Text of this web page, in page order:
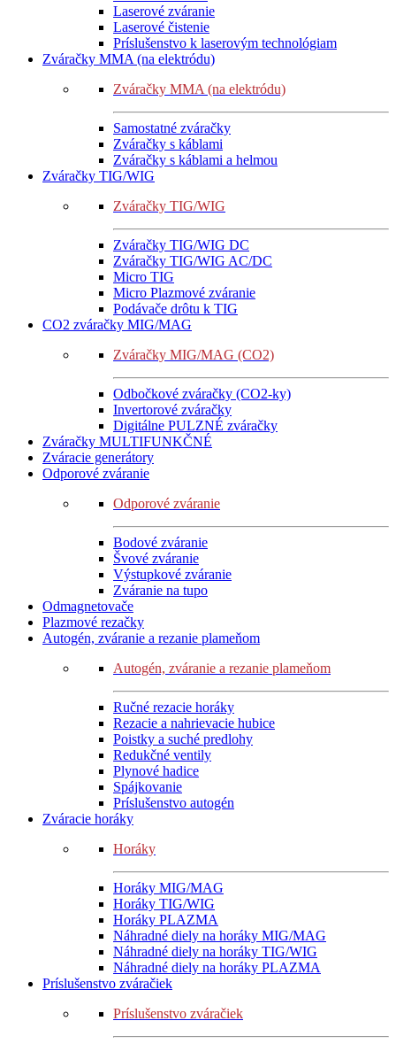
Laserové zváranie
Laserové čistenie
Príslušenstvo k laserovým technológiam
Zváračky MMA (na elektródu)
Zváračky MMA (na elektródu)
Samostatné zváračky
Zváračky s káblami
Zváračky s káblami a helmou
Zváračky TIG/WIG
Zváračky TIG/WIG
Zváračky TIG/WIG DC
Zváračky TIG/WIG AC/DC
Micro TIG
Micro Plazmové zváranie
Podávače drôtu k TIG
CO2 zváračky MIG/MAG
Zváračky MIG/MAG (CO2)
Odbočkové zváračky (CO2-ky)
Invertorové zváračky
Digitálne PULZNÉ zváračky
Zváračky MULTIFUNKČNÉ
Zváracie generátory
Odporové zváranie
Odporové zváranie
Bodové zváranie
Švové zváranie
Výstupkové zváranie
Zváranie na tupo
Odmagnetovače
Plazmové rezačky
Autogén, zváranie a rezanie plameňom
Autogén, zváranie a rezanie plameňom
Ručné rezacie horáky
Rezacie a nahrievacie hubice
Poistky a suché predlohy
Redukčné ventily
Plynové hadice
Spájkovanie
Príslušenstvo autogén
Zváracie horáky
Horáky
Horáky MIG/MAG
Horáky TIG/WIG
Horáky PLAZMA
Náhradné diely na horáky MIG/MAG
Náhradné diely na horáky TIG/WIG
Náhradné diely na horáky PLAZMA
Príslušenstvo zváračiek
Príslušenstvo zváračiek